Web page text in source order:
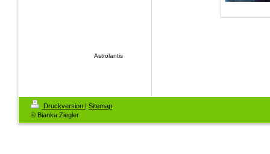
Astrolantis
Druckversion | Sitemap
© Bianka Ziegler